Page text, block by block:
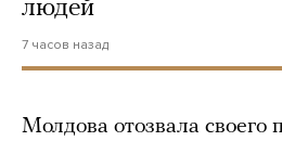
людей
7 часов назад
Молдова отозвала своего